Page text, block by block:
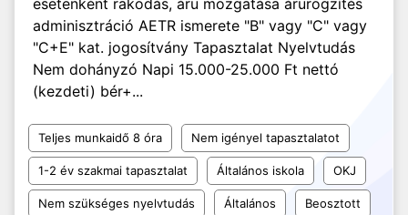
esetenként rakodás, áru mozgatása árurögzítés
adminisztráció AETR ismerete "B" vagy "C" vagy
"C+E" kat. jogosítvány Tapasztalat Nyelvtudás
Nem dohányzó Napi 15.000-25.000 Ft nettó
(kezdeti) bér+...
Teljes munkaidő 8 óra Nem igényel tapasztalatot
1-2 év szakmai tapasztalat Általános iskola OKJ
Nem szükséges nyelvtudás Általános Beosztott